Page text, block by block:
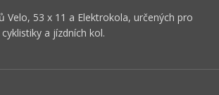
Velo, 53 x 11 a Elektrokola, určených pro
a jízdních kol.